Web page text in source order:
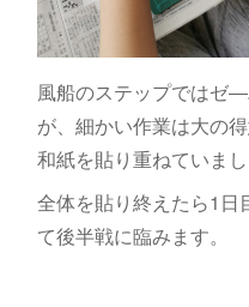
風船のステップではゼ
が、細かい作業は大の
和紙を貼り重ねていま
全体を貼り終えたら1日
て後半戦に臨みます。